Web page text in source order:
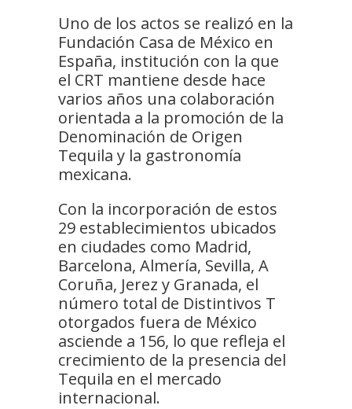
Uno de los actos se realizó en la
Fundación Casa de México en
España, institución con la que
el CRT mantiene desde hace
varios años una colaboración
orientada a la promoción de la
Denominación de Origen
Tequila y la gastronomía
mexicana.
Con la incorporación de estos
29 establecimientos ubicados
en ciudades como Madrid,
Barcelona, Almería, Sevilla, A
Coruña, Jerez y Granada, el
número total de Distintivos T
otorgados fuera de México
asciende a 156, lo que refleja el
crecimiento de la presencia del
Tequila en el mercado
internacional.